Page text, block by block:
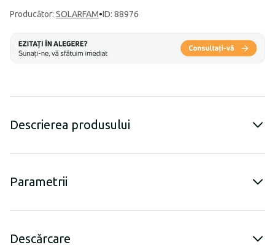
Producător: SOLARFAM•ID: 88976
Descrierea produsului
Parametrii
Descărcare